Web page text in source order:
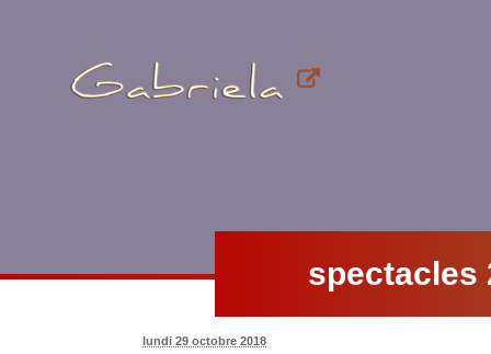
spectacles
lundi 29 octobre 2018